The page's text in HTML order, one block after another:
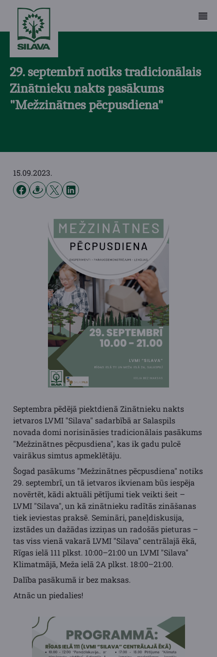
29. septembrī notiks tradicionālais
Zinātnieku nakts pasākums
"Mežzinātnes pēcpusdiena"
15.09.2023.
Septembra pēdējā piektdienā Zinātnieku nakts
ietvaros LVMI "Silava" sadarbībā ar Salaspils
novada domi norisināsies tradicionālais pasākums
"Mežzinātnes pēcpusdiena", kas ik gadu pulcē
vairākus simtus apmeklētāju.
Šogad pasākums "Mežzinātnes pēcpusdiena" notiks
29. septembrī, un tā ietvaros ikvienam būs iespēja
novērtēt, kādi aktuāli pētījumi tiek veikti šeit –
LVMI "Silava", un kā zinātnieku radītās zināšanas
tiek ieviestas praksē. Semināri, paneļdiskusija,
izstādes un dažādas izziņas un radošās pieturas –
tas viss vienā vakarā LVMI "Silava" centrālajā ēkā,
Rīgas ielā 111 plkst. 10:00–21:00 un LVMI "Silava"
Klimatmājā, Meža ielā 2A plkst. 18:00–21:00.
Dalība pasākumā ir bez maksas.
Atnāc un piedalies!